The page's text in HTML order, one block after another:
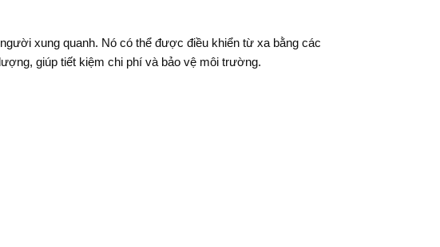
xung quanh. Nó có thể được điều khiển từ xa bằng các
giúp tiết kiệm chi phí và bảo vệ môi trường.